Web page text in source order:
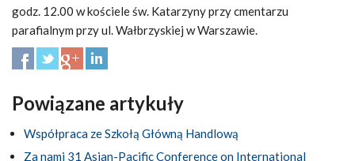
godz. 12.00 w kościele św. Katarzyny przy cmentarzu
parafialnym przy ul. Wałbrzyskiej w Warszawie.
Powiązane artykuły
Współpraca ze Szkołą Główną Handlową
Za nami 31 Asian-Pacific Conference on International